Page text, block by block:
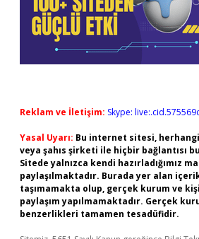
Reklam ve İletişim: Skype:
Yasal Uyarı: Bu internet sitesi,
veya şahıs şirketi ile hiçbir bağlantısı
Sitede yalnızca kendi hazırladığımız
paylaşılmaktadır. Burada yer alan
taşımamakta olup, gerçek kurum ve
paylaşım yapılmamaktadır. Gerçek
benzerlikleri tamamen tesadüfidir.